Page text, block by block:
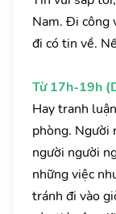
Nam. Đi công
đi có tin về.
Từ 17h-19h
Hay tranh
phòng. Người
người người
những việc
tránh đi vào